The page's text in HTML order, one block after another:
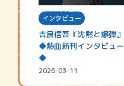
インタビュー
吉良信吾『沈黙と爆弾』
◆熱血新刊インタビュー
◆
2026-03-11